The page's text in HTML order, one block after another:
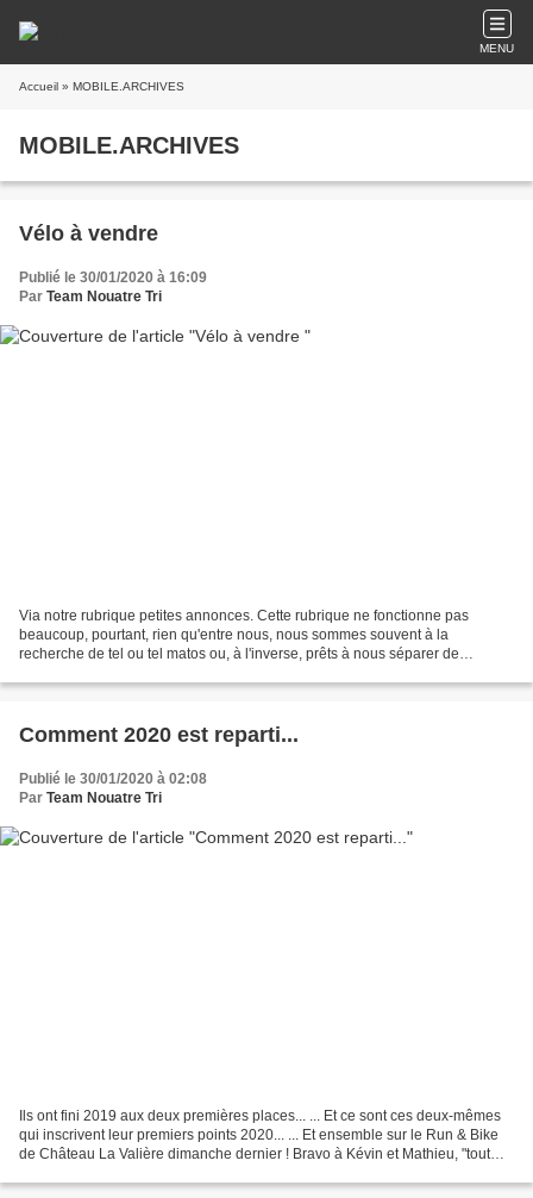
MENU
Accueil » MOBILE.ARCHIVES
MOBILE.ARCHIVES
Vélo à vendre
Publié le 30/01/2020 à 16:09
Par Team Nouatre Tri
Via notre rubrique petites annonces. Cette rubrique ne fonctionne pas
beaucoup, pourtant, rien qu'entre nous, nous sommes souvent à la
recherche de tel ou tel matos ou, à l'inverse, prêts à nous séparer de
Comment 2020 est reparti...
Publié le 30/01/2020 à 02:08
Par Team Nouatre Tri
Ils ont fini 2019 aux deux premières places... ... Et ce sont ces deux-mêmes
qui inscrivent leur premiers points 2020... ... Et ensemble sur le Run & Bike
de Château La Valière dimanche dernier ! Bravo à Kévin et Mathieu, "tout